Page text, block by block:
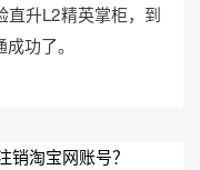
直升L2精英掌柜，到
功了。
淘宝网账号？